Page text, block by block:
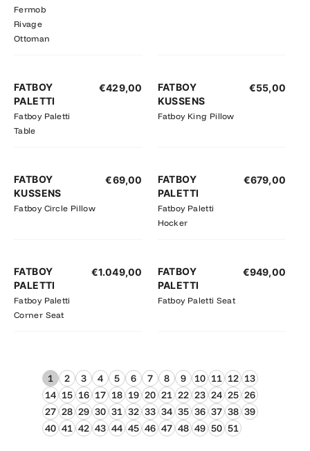
Fermob
Rivage
Ottoman
FATBOY
PALETTI
Fatboy Paletti
Table
€429,00
FATBOY
KUSSENS
Fatboy King Pillow
€55,00
FATBOY
KUSSENS
Fatboy Circle Pillow
€69,00
FATBOY
PALETTI
Fatboy Paletti
Hocker
€679,00
FATBOY
PALETTI
Fatboy Paletti
Corner Seat
€1.049,00
FATBOY
PALETTI
Fatboy Paletti Seat
€949,00
1 2 3 4 5 6 7 8 9 10 11 12 13
14 15 16 17 18 19 20 21 22 23 24 25 26
27 28 29 30 31 32 33 34 35 36 37 38 39
40 41 42 43 44 45 46 47 48 49 50 51